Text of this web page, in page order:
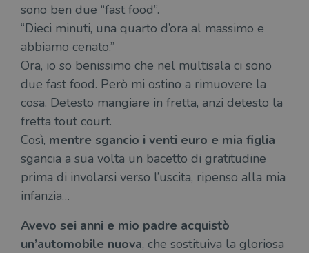
sono ben due “fast food”.
“Dieci minuti, una quarto d’ora al massimo e
abbiamo cenato.”
Ora, io so benissimo che nel multisala ci sono
due fast food. Però mi ostino a rimuovere la
cosa. Detesto mangiare in fretta, anzi detesto la
fretta tout court.
Così, mentre sgancio i venti euro e mia figlia
sgancia a sua volta un bacetto di gratitudine
prima di involarsi verso l’uscita, ripenso alla mia
infanzia…
Avevo sei anni e mio padre acquistò
un’automobile nuova, che sostituiva la gloriosa